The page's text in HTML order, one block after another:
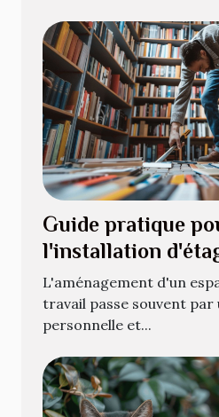
Guide pratique
l'installation
pour livres
L'aménagement d'un
travail passe souvent par
personnelle et...